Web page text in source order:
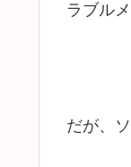
ラブル
だが、